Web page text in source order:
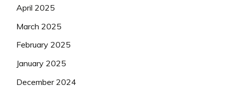
April 2025
March 2025
February 2025
January 2025
December 2024